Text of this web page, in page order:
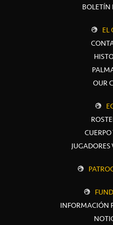
BOLETÍN
EL
OUR
INFORMACIÓN